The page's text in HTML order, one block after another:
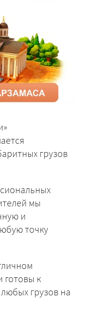
грузов
мы
и
точку
готовы к
грузов на